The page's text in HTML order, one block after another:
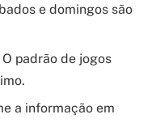
e domingos são
O padrão de jogos
a informação em